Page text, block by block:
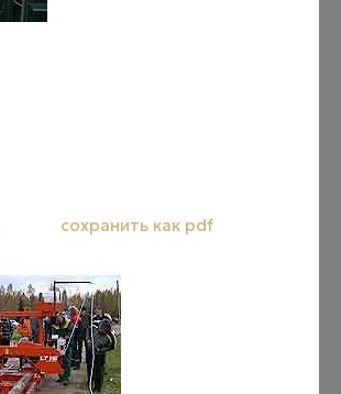
сохранить как pdf